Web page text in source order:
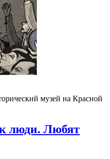
музей на Красной
люди. Любят